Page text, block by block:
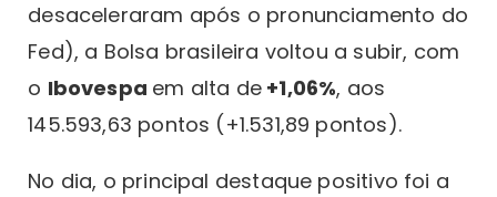
desaceleraram após o pronunciamento do
Fed), a Bolsa brasileira voltou a subir, com
o Ibovespa em alta de +1,06%, aos
145.593,63 pontos (+1.531,89 pontos).
No dia, o principal destaque positivo foi a